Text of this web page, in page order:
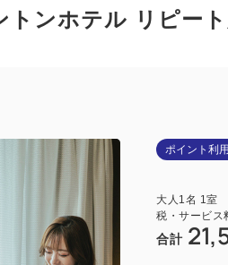
トンホテル リピー
ポイント利
大人 1名 1室
税・サービス
合計